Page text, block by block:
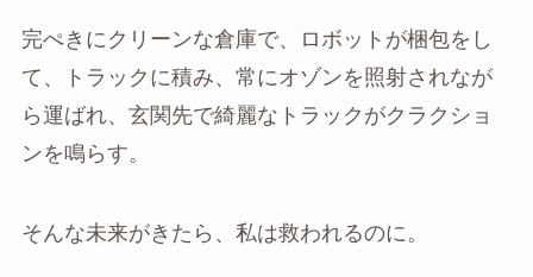
完ぺきにクリーンな倉庫で、ロボットが梱包をし
て、トラックに積み、常にオゾンを照射されなが
ら運ばれ、玄関先で綺麗なトラックがクラクショ
ンを鳴らす。
そんな未来がきたら、私は救われるのに。